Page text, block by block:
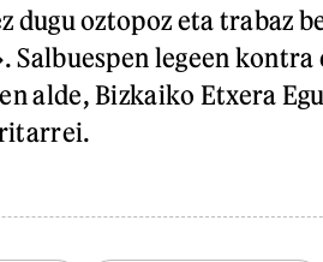
dugu oztopoz eta trabaz
legeen kontra
alde, Bizkaiko Etxera